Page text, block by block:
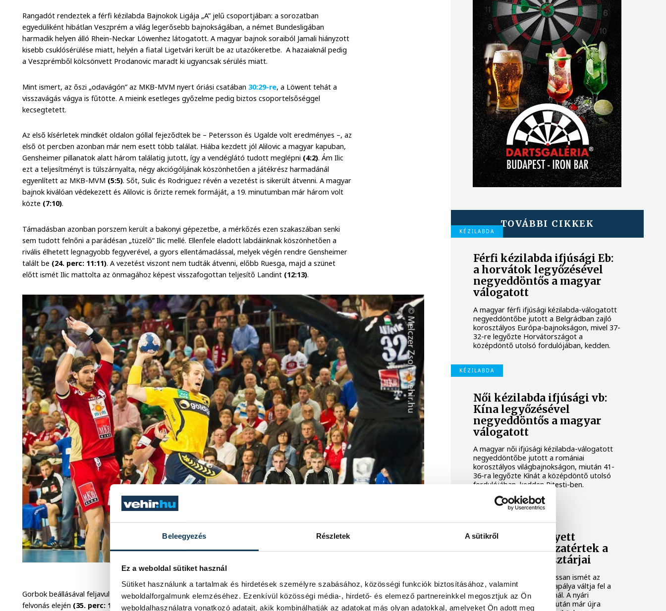
Beleegyezés Részletek A sütikről
Ez a weboldal sütiket használ
Sütiket használunk a tartalmak és hirdetések személyre szabásához, közösségi funkciók biztosításához, valamint
weboldalforgalmunk elemzéséhez. Ezenkívül közösségi média-, hirdető- és elemező partnereinkkel megosztjuk az Ön
weboldalhasználatra vonatkozó adatait, akik kombinálhatják az adatokat más olyan adatokkal, amelyeket Ön adott meg
Rangadót rendeztek a férfi kézilabda Bajnokok Ligája „A” jelű csoportjában: a sorozatban
egyedüliként hibátlan Veszprém a világ legerősebb bajnokságában, a német Bundesligában
harmadik helyen álló Rhein-Neckar Löwenhez látogatott. A magyar bajnok soraiból Jamali hiányzott
kisebb csuklósérülése miatt, helyén a fiatal Ligetvári került be az utazókeretbe. A hazaiaknál pedig
a Veszprémből kölcsönvett Prodanovic maradt ki ugyancsak sérülés miatt.
Mint ismert, az őszi „odavágón” az MKB-MVM nyert óriási csatában 30:29-re, a Löwent tehát a
visszavágás vágya is fűtötte. A mieink esetleges győzelme pedig biztos csoportelsőséggel
kecsegtetett.
Az első kísérletek mindkét oldalon góllal fejeződtek be – Petersson és Ugalde volt eredményes –, az
első öt percben azonban már nem esett több találat. Hiába kezdett jól Alilovic a magyar kapuban,
Gensheimer pillanatok alatt három találatig jutott, így a vendéglátó tudott meglépni (4:2). Ám Ilic
ezt a teljesítményt is túlszárnyalta, négy akciógóljának köszönhetően a játékrész harmadánál
egyenlített az MKB-MVM (5:5). Sőt, Sulic és Rodriguez révén a vezetést is sikerült átvenni. A magyar
bajnok kiválóan védekezett és Alilovic is őrizte remek formáját, a 19. minutumban már három volt
közte (7:10).
Támadásban azonban porszem került a bakonyi gépezetbe, a mérkőzés ezen szakaszában senki
sem tudott felnőni a parádésan „tüzelő” Ilic mellé. Ellenfele eladott labdáinknak köszönhetően a
rivális élhetett legnagyobb fegyverével, a gyors ellentámadással, melyek végén rendre Gensheimer
talált be (24. perc: 11:11). A vezetést viszont nem tudták átvenni, előbb Ruesga, majd a szünet
előtt ismét Ilic mattolta az önmagához képest visszafogottan teljesítő Landint (12:13).
Alilovic védései is kellettek a remek eredményhez (archív fotók)
Gorbok beállásával feljavult az „oroszlánok” támadójátéka, aki kétszer is betalált a második
felvonás elején (35. perc: 14:15). Német egyenlítést követően ismét az Ortega-csapat tudott
TOVÁBBI CIKKEK
KÉZILABDA
Férfi kézilabda ifjúsági Eb:
a horvátok legyőzésével
negyeddöntős a magyar
válogatott
A magyar férfi ifjúsági kézilabda-válogatott
negyeddöntőbe jutott a Belgrádban zajló
korosztályos Európa-bajnokságon, mivel 37-
32-re legyőzte Horvátországot a
középdöntő utolsó fordulójában, kedden.
KÉZILABDA
Női kézilabda ifjúsági vb:
Kína legyőzésével
negyeddöntős a magyar
válogatott
A magyar női ifjúsági kézilabda-válogatott
negyeddöntőbe jutott a romániai
korosztályos világbajnokságon, miután 41-
36-ra legyőzte Kínát a középdöntő utolsó
fordulójában, kedden Pitesti-ben.
Tengerpart helyett
edzőterem: visszatértek a
One Veszprém sztárjai
A tengerparti pihenést lassan ismét az
edzőterem és a kézilabdapálya váltja fel a
One Veszprém játékosainál. A nyári
szabadság utolsó napjai után már újra